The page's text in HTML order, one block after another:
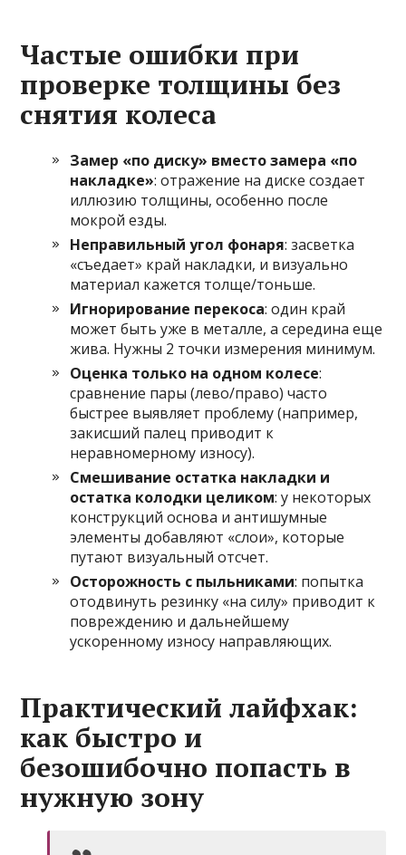
Частые ошибки при
проверке толщины без
снятия колеса
Замер «по диску» вместо замера «по
накладке»: отражение на диске создает
иллюзию толщины, особенно после
мокрой езды.
Неправильный угол фонаря: засветка
«съедает» край накладки, и визуально
материал кажется толще/тоньше.
Игнорирование перекоса: один край
может быть уже в металле, а середина еще
жива. Нужны 2 точки измерения минимум.
Оценка только на одном колесе:
сравнение пары (лево/право) часто
быстрее выявляет проблему (например,
закисший палец приводит к
неравномерному износу).
Смешивание остатка накладки и
остатка колодки целиком: у некоторых
конструкций основа и антишумные
элементы добавляют «слои», которые
путают визуальный отсчет.
Осторожность с пыльниками: попытка
отодвинуть резинку «на силу» приводит к
повреждению и дальнейшему
ускоренному износу направляющих.
Практический лайфхак:
как быстро и
безошибочно попасть в
нужную зону